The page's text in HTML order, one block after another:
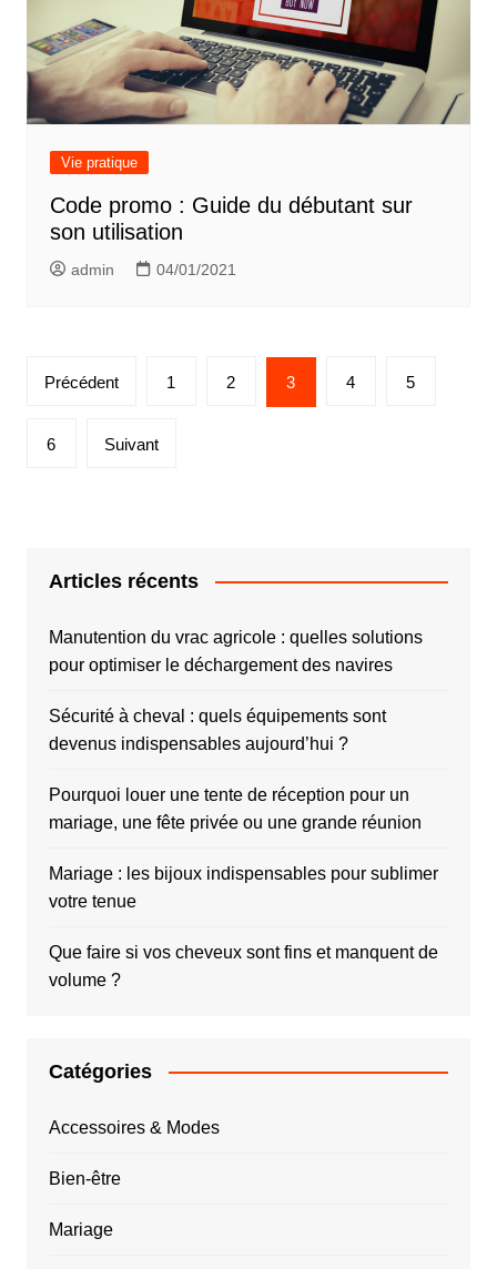
Vie pratique
Code promo : Guide du débutant sur
son utilisation
admin 04/01/2021
Pagination
publications
Précédent 1 2 3 4 5
6 Suivant
Articles récents
Manutention du vrac agricole : quelles solutions
pour optimiser le déchargement des navires
Sécurité à cheval : quels équipements sont
devenus indispensables aujourd’hui ?
Pourquoi louer une tente de réception pour un
mariage, une fête privée ou une grande réunion
Mariage : les bijoux indispensables pour sublimer
votre tenue
Que faire si vos cheveux sont fins et manquent de
volume ?
Catégories
Accessoires & Modes
Bien-être
Mariage